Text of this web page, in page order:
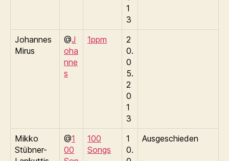
1
3
Johannes
Mirus
@J
oha
nne
s
1ppm
2
0.
0
5.
2
0
1
3
Mikko
Stübner-
@1
00
100
Songs
1
0.
Ausgeschieden